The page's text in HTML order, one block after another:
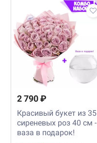
2 790 ₽
Красивый букет из 35
сиреневых роз 40 см -
ваза в подарок!